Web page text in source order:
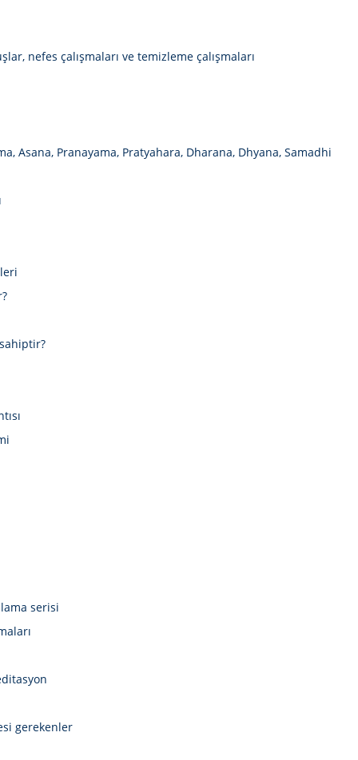
nefes çalışmaları ve temizleme çalışmaları
Asana, Pranayama, Pratyahara, Dharana, Dhyana, Samadhi
serisi
gerekenler